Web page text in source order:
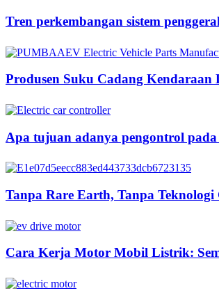
Tren perkembangan sistem
Produsen Suku Cadang
Apa tujuan adanya pengontrol
Tanpa Rare Earth, Tanpa
Cara Kerja Motor Mobil Listrik: